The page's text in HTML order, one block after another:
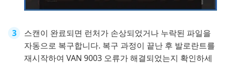
스캔이 완료되면 런처가 손상되었거나 누락된 파일을
자동으로 복구합니다. 복구 과정이 끝난 후 발로란트를
재시작하여 VAN 9003 오류가 해결되었는지 확인하세